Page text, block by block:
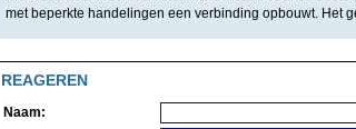
met beperkte handelingen een verbinding opbouwt. Het
REAGEREN
Naam: